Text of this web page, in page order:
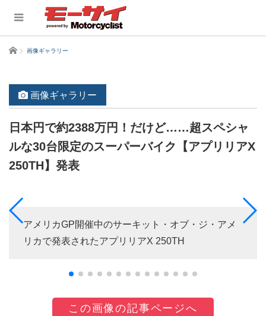
ホーム 画像ギャラリー
画像ギャラリー
日本円で約2388万円！だけど……超スペシャ
ルな30台限定のスーパーバイク【アプリリアX
250TH】発表
アメリカGP開催中のサーキット・オブ・ジ・アメ
リカで発表されたアプリリアX 250TH
この画像の記事ページへ